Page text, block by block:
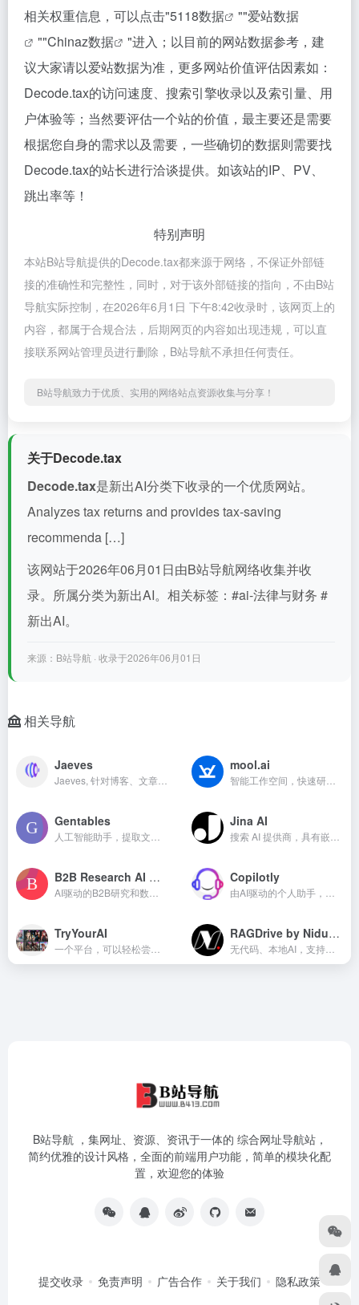
相关权重信息，可以点击"5118数据 ""爱站数据
""Chinaz数据
"进入；以目前的网站数据参考，建
议大家请以爱站数据为准，更多网站价值评估因素如：
Decode.tax的访问速度、搜索引擎收录以及索引量、用
户体验等；当然要评估一个站的价值，最主要还是需要
根据您自身的需求以及需要，一些确切的数据则需要找
Decode.tax的站长进行洽谈提供。如该站的IP、PV、
跳出率等！
特别声明
本站B站导航提供的Decode.tax都来源于网络，不保证外部链
接的准确性和完整性，同时，对于该外部链接的指向，不由B站
导航实际控制，在2026年6月1日 下午8:42收录时，该网页上的
内容，都属于合规合法，后期网页的内容如出现违规，可以直
接联系网站管理员进行删除，B站导航不承担任何责任。
B站导航致力于优质、实用的网络站点资源收集与分享！
关于Decode.tax
Decode.tax是新出AI分类下收录的一个优质网站。
Analyzes tax returns and provides tax-saving
recommenda […]
该网站于2026年06月01日由B站导航网络收集并收
录。所属分类为新出AI。相关标签：#ai-法律与财务 #
新出AI。
来源：B站导航 · 收录于2026年06月01日
相关导航
Jaeves mool.ai
Gentables Jina AI
B2B Research AI Agent Copilotly
TryYourAI RAGDrive by Nidum.Ai
B站导航 ，集网址、资源、资讯于一体的 综合网址导航站，
简约优雅的设计风格，全面的前端用户功能，简单的模块化配
置，欢迎您的体验
提交收录 免责声明 广告合作 关于我们 隐私政策